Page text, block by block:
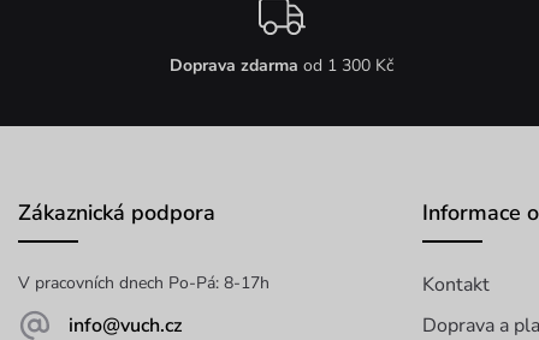
Doprava zdarma od 1 300 Kč
Zákaznická podpora
V pracovních dnech Po-Pá: 8-17h
info@vuch.cz
Informace
Kontakt
Doprava a